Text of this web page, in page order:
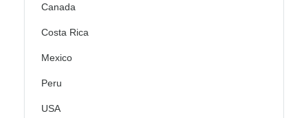
Canada
Costa Rica
Mexico
Peru
USA